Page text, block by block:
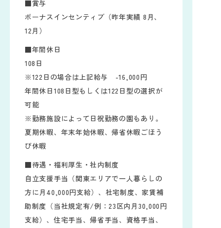
■賞与
ボーナスインセンティブ（昨年実績 8月、
12月）
■年間休日
108日
※122日の場合は上記給与 -16,000円
年間休日108日型もしくは122日型の選択が
可能
※勤務施設によって日祝勤務の園もあり。
夏期休暇、年末年始休暇、帰省休暇ごほう
び休暇
■待遇・福利厚生・社内制度
自立支援手当（関東エリアで一人暮らしの
方に月40,000円支給）、社宅制度、家賃補
助制度（当社規定有/例：23区内月30,000円
支給）、住宅手当、帰省手当、資格手当、